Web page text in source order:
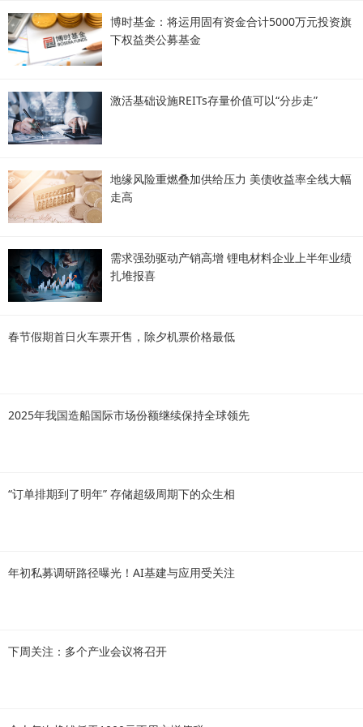
博时基金：将运用固有资金合计5000万元投资旗
下权益类公募基金
激活基础设施REITs存量价值可以“分步走”
地缘风险重燃叠加供给压力 美债收益率全线大幅
走高
需求强劲驱动产销高增 锂电材料企业上半年业绩
扎堆报喜
春节假期首日火车票开售，除夕机票价格最低
2025年我国造船国际市场份额继续保持全球领先
“订单排期到了明年” 存储超级周期下的众生相
年初私募调研路径曝光！AI基建与应用受关注
下周关注：多个产业会议将召开